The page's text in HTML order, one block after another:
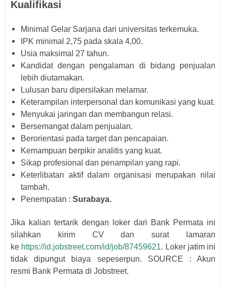
Kualifikasi
Minimal Gelar Sarjana dari universitas terkemuka.
IPK minimal 2,75 pada skala 4,00.
Usia maksimal 27 tahun.
Kandidat dengan pengalaman di bidang penjualan
lebih diutamakan.
Lulusan baru dipersilakan melamar.
Keterampilan interpersonal dan komunikasi yang kuat.
Menyukai jaringan dan membangun relasi.
Bersemangat dalam penjualan.
Berorientasi pada target dan pencapaian.
Kemampuan berpikir analitis yang kuat.
Sikap profesional dan penampilan yang rapi.
Keterlibatan aktif dalam organisasi merupakan nilai
tambah.
Penempatan : Surabaya.
Jika kalian tertarik dengan loker dari Bank Permata ini
silahkan kirim CV dan surat lamaran
ke https://id.jobstreet.com/id/job/87459621. Loker jatim ini
tidak dipungut biaya sepeserpun. SOURCE : Akun
resmi Bank Permata di Jobstreet.